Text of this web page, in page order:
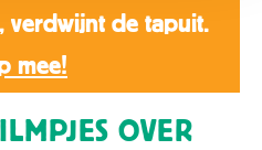
verdwijnt de tapuit.
mee!
OVER